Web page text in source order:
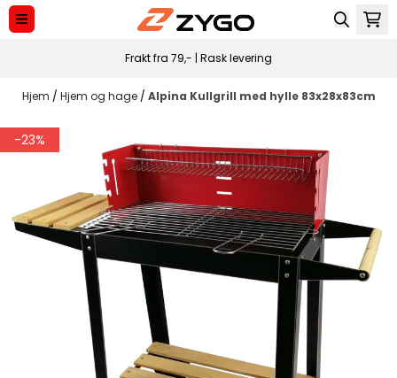
Hopp til innhold
Frakt fra 79,- | Rask levering
Hjem / Hjem og hage / Alpina Kullgrill med hylle 83x28x83cm
-23%